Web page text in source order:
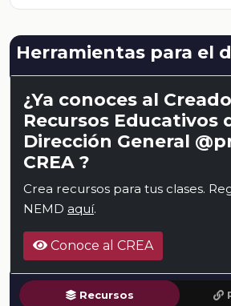
Herramientas para el
¿Ya conoces al
Recursos Educativos
Dirección General
CREA ?
Crea recursos para tus clases.
NEMD aquí.
Conoce al CREA
Recursos